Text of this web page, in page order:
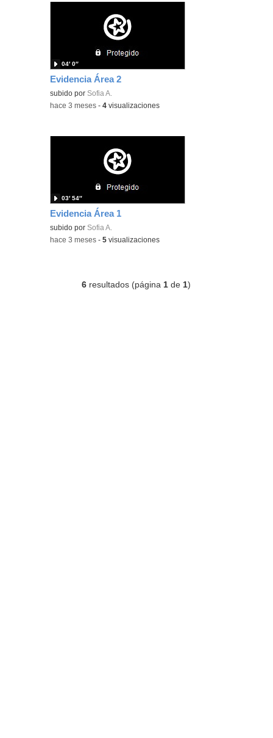
Evidencia Área 2
subido por Sofia A.
04′ 0″
-hace 3 meses -4 visualizaciones
Evidencia Área 1
subido por Sofia A.
03′ 54″
-hace 3 meses -5 visualizaciones
6 resultados (página 1 de 1)